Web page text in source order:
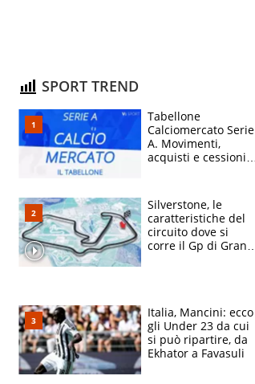
SPORT TREND
Tabellone
Calciomercato Serie
A. Movimenti,
acquisti e cessioni:
Silverstone, le
caratteristiche del
circuito dove si
corre il Gp di Gran
Italia, Mancini: ecco
gli Under 23 da cui
si può ripartire, da
Ekhator a Favasuli